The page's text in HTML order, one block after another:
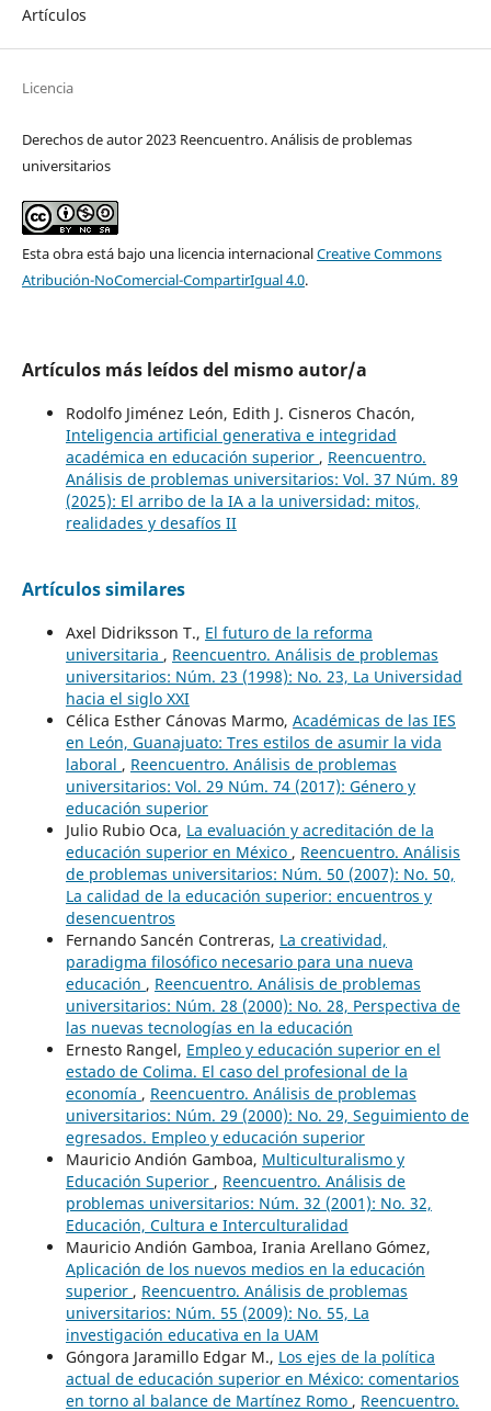
Artículos
Licencia
Derechos de autor 2023 Reencuentro. Análisis de problemas
universitarios
Esta obra está bajo una licencia internacionalCreative Commons
Atribución-NoComercial-CompartirIgual 4.0.
Artículos más leídos del mismo autor/a
Rodolfo Jiménez León, Edith J. Cisneros Chacón,
Inteligencia artificial generativa e integridad
académica en educación superior , Reencuentro.
Análisis de problemas universitarios: Vol. 37 Núm. 89
(2025): El arribo de la IA a la universidad: mitos,
realidades y desafíos II
Artículos similares
Axel Didriksson T., El futuro de la reforma
universitaria , Reencuentro. Análisis de problemas
universitarios: Núm. 23 (1998): No. 23, La Universidad
hacia el siglo XXI
Célica Esther Cánovas Marmo, Académicas de las IES
en León, Guanajuato: Tres estilos de asumir la vida
laboral , Reencuentro. Análisis de problemas
universitarios: Vol. 29 Núm. 74 (2017): Género y
educación superior
Julio Rubio Oca, La evaluación y acreditación de la
educación superior en México , Reencuentro. Análisis
de problemas universitarios: Núm. 50 (2007): No. 50,
La calidad de la educación superior: encuentros y
desencuentros
Fernando Sancén Contreras, La creatividad,
paradigma filosófico necesario para una nueva
educación , Reencuentro. Análisis de problemas
universitarios: Núm. 28 (2000): No. 28, Perspectiva de
las nuevas tecnologías en la educación
Ernesto Rangel, Empleo y educación superior en el
estado de Colima. El caso del profesional de la
economía , Reencuentro. Análisis de problemas
universitarios: Núm. 29 (2000): No. 29, Seguimiento de
egresados. Empleo y educación superior
Mauricio Andión Gamboa, Multiculturalismo y
Educación Superior , Reencuentro. Análisis de
problemas universitarios: Núm. 32 (2001): No. 32,
Educación, Cultura e Interculturalidad
Mauricio Andión Gamboa, Irania Arellano Gómez,
Aplicación de los nuevos medios en la educación
superior , Reencuentro. Análisis de problemas
universitarios: Núm. 55 (2009): No. 55, La
investigación educativa en la UAM
Góngora Jaramillo Edgar M., Los ejes de la política
actual de educación superior en México: comentarios
en torno al balance de Martínez Romo , Reencuentro.